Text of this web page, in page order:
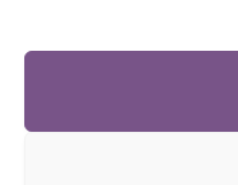
FUNDACIÓ